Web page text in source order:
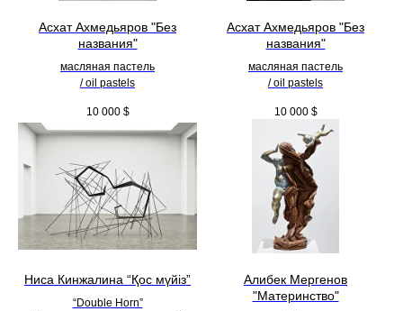
Асхат Ахмедьяров "Без
названия"
масляная пастель
/ oil pastels
10 000 $
Асхат Ахмедьяров "Без
названия"
масляная пастель
/ oil pastels
10 000 $
Ниса Кинжалина “Қос мүйіз”
“Double Horn”
Алибек Мергенов
"Материнство"